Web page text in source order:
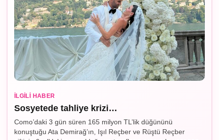
İLGILI HABER
Sosyetede tahliye krizi…
Como’daki 3 gün süren 165 milyon TL’lik düğününü
konuştuğu Ata Demirağ’ın, Işıl Reçber ve Rüştü Reçber